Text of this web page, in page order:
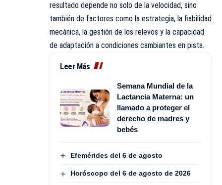
resultado depende no solo de la velocidad, sino
también de factores como la estrategia, la fiabilidad
mecánica, la gestión de los relevos y la capacidad
de adaptación a condiciones cambiantes en pista.
Leer Más
Semana Mundial de la
Lactancia Materna: un
llamado a proteger el
derecho de madres y
bebés
Efemérides del 6 de agosto
Horóscopo del 6 de agosto de 2026